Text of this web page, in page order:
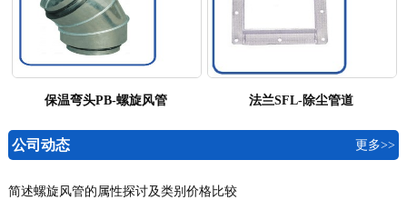
保温弯头PB-螺旋风管 法兰SFL-除尘管道
公司动态 更多>>
简述螺旋风管的属性探讨及类别价格比较